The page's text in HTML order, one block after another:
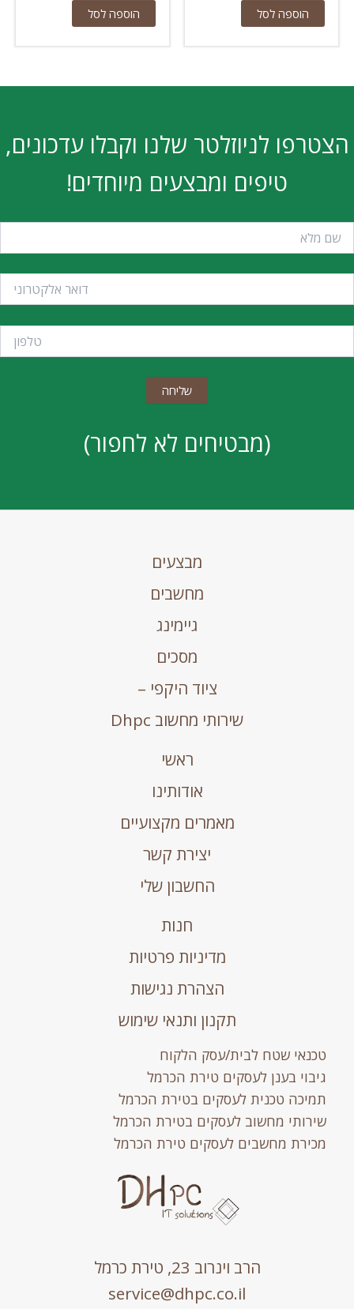
הוספה לסל הוספה לסל
הצטרפו לניוזלטר שלנו וקבלו עדכונים,
טיפים ומבצעים מיוחדים!
(מבטיחים לא לחפור)
מבצעים
מחשבים
גיימינג
מסכים
ציוד היקפי –
שירותי מחשוב Dhpc
ראשי
אודותינו
מאמרים מקצועיים
יצירת קשר
החשבון שלי
חנות
מדיניות פרטיות
הצהרת נגישות
תקנון ותנאי שימוש
טכנאי שטח לבית/עסק הלקוח
גיבוי בענן לעסקים טירת הכרמל
תמיכה טכנית לעסקים בטירת הכרמל
שירותי מחשוב לעסקים בטירת הכרמל
מכירת מחשבים לעסקים טירת הכרמל
הרב וינרוב 23, טירת כרמל
service@dhpc.co.il